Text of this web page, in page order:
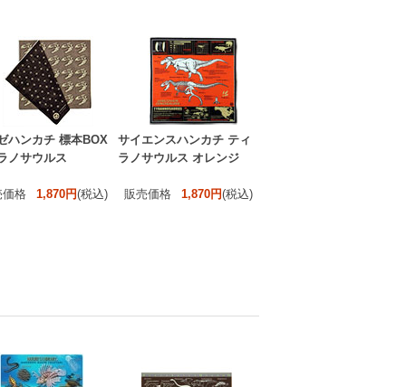
ハンカチ 標本BOX
ノサウルス
価格 1,870円(税込)
サイエンスハンカチ ティ
ラノサウルス オレンジ
販売価格 1,870円(税込)